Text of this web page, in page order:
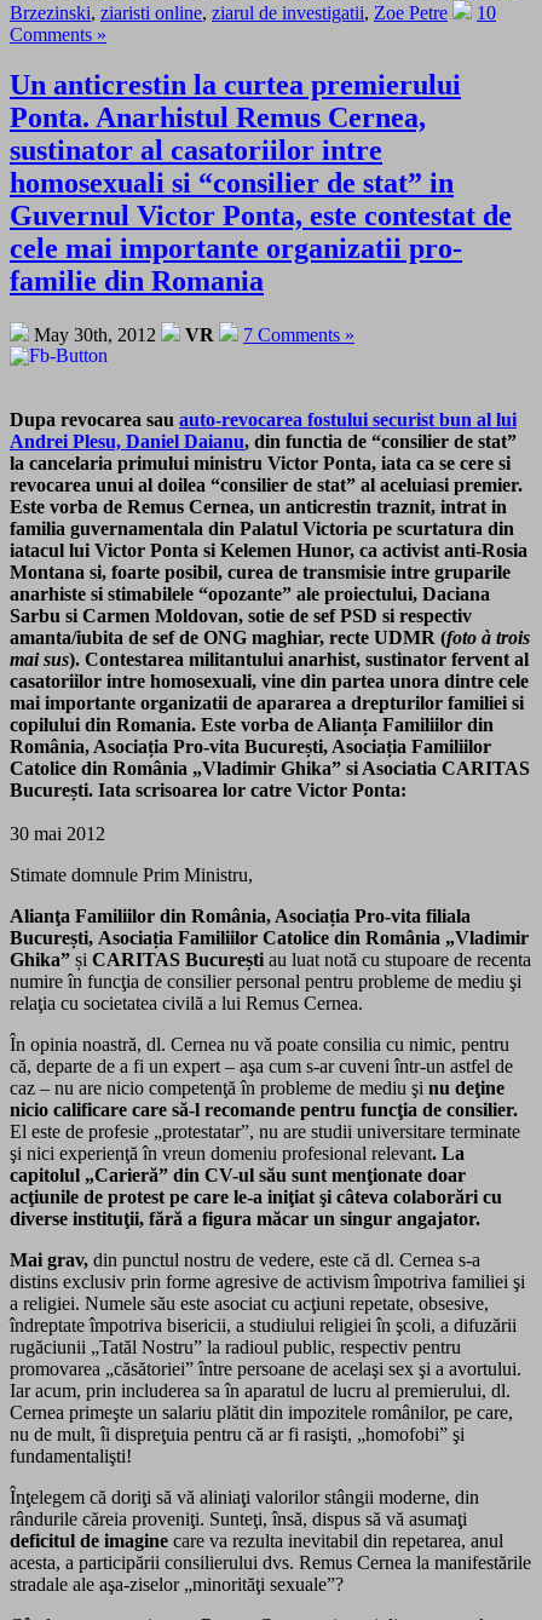
Brzezinski, ziaristi online, ziarul de investigatii, Zoe Petre
10
Comments »
Un anticrestin la curtea premierului
Ponta. Anarhistul Remus Cernea,
sustinator al casatoriilor intre
homosexuali si “consilier de stat” in
Guvernul Victor Ponta, este contestat de
cele mai importante organizatii pro-
familie din Romania
May 30th, 2012 VR 7 Comments »
Dupa revocarea sau auto-revocarea fostului securist bun al lui
Andrei Plesu, Daniel Daianu, din functia de “consilier de stat”
la cancelaria primului ministru Victor Ponta, iata ca se cere si
revocarea unui al doilea “consilier de stat” al aceluiasi premier.
Este vorba de Remus Cernea, un anticrestin traznit, intrat in
familia guvernamentala din Palatul Victoria pe scurtatura din
iatacul lui Victor Ponta si Kelemen Hunor, ca activist anti-Rosia
Montana si, foarte posibil, curea de transmisie intre gruparile
anarhiste si stimabilele “opozante” ale proiectului, Daciana
Sarbu si Carmen Moldovan, sotie de sef PSD si respectiv
amanta/iubita de sef de ONG maghiar, recte UDMR (foto à trois
mai sus). Contestarea militantului anarhist, sustinator fervent al
casatoriilor intre homosexuali, vine din partea unora dintre cele
mai importante organizatii de apararea a drepturilor familiei si
copilului din Romania. Este vorba de Alianța Familiilor din
România, Asociația Pro-vita București, Asociația Familiilor
Catolice din România „Vladimir Ghika” si Asociatia CARITAS
București. Iata scrisoarea lor catre Victor Ponta:
30 mai 2012
Stimate domnule Prim Ministru,
Alianţa Familiilor din România, Asociația Pro-vita filiala
București, Asociația Familiilor Catolice din România „Vladimir
Ghika” și CARITAS București au luat notă cu stupoare de recenta
numire în funcţia de consilier personal pentru probleme de mediu şi
relaţia cu societatea civilă a lui Remus Cernea.
În opinia noastră, dl. Cernea nu vă poate consilia cu nimic, pentru
că, departe de a fi un expert – aşa cum s-ar cuveni într-un astfel de
caz – nu are nicio competenţă în probleme de mediu şi nu deţine
nicio calificare care să-l recomande pentru funcţia de consilier.
El este de profesie „protestatar”, nu are studii universitare terminate
şi nici experienţă în vreun domeniu profesional relevant. La
capitolul „Carieră” din CV-ul său sunt menţionate doar
acţiunile de protest pe care le-a iniţiat şi câteva colaborări cu
diverse instituţii, fără a figura măcar un singur angajator.
Mai grav, din punctul nostru de vedere, este că dl. Cernea s-a
distins exclusiv prin forme agresive de activism împotriva familiei şi
a religiei. Numele său este asociat cu acţiuni repetate, obsesive,
îndreptate împotriva bisericii, a studiului religiei în şcoli, a difuzării
rugăciunii „Tatăl Nostru” la radioul public, respectiv pentru
promovarea „căsătoriei” între persoane de acelaşi sex şi a avortului.
Iar acum, prin includerea sa în aparatul de lucru al premierului, dl.
Cernea primeşte un salariu plătit din impozitele românilor, pe care,
nu de mult, îi dispreţuia pentru că ar fi rasişti, „homofobi” şi
fundamentalişti!
Înţelegem că doriţi să vă aliniaţi valorilor stângii moderne, din
rândurile căreia proveniţi. Sunteţi, însă, dispus să vă asumaţi
deficitul de imagine care va rezulta inevitabil din repetarea, anul
acesta, a participării consilierului dvs. Remus Cernea la manifestările
stradale ale aşa-ziselor „minorităţi sexuale”?